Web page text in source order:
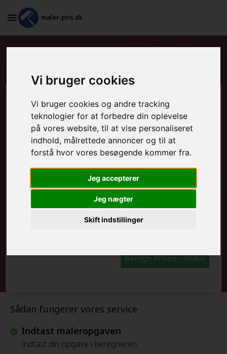
Vi bruger cookies
Vi bruger cookies og andre tracking
teknologier for at forbedre din oplevelse
på vores website, til at vise personaliseret
indhold, målrettede annoncer og til at
forstå hvor vores besøgende kommer fra.
Jeg accepterer
Jeg nægter
Skift indstillinger
maler-pris.dk
Sådan fungerer vores service
Indtast maleropgaven
Indtast din opgave i beregneren
Beregn prisen her
MALEROPGAVER - INDVENDIGT:
MALEROPGAVER - UDVENDIGT:
FRAFLYTNINGSPAKKE:
Beregn Prisen - Gratis